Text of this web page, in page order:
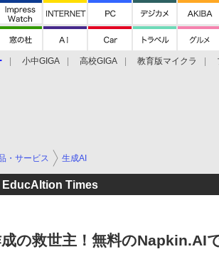
小中GIGA 高校GIGA 教育版マイクラ
・サービス 生成AI
EducAItion Times
成の救世主！無料のNapkin.AI